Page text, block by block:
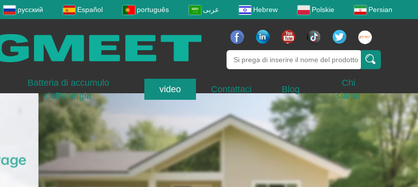
русский Español português عربى Hebrew Polskie Persian
Batteria di accumulo
dell'energia
video Contattaci Blog
Chi
siamo